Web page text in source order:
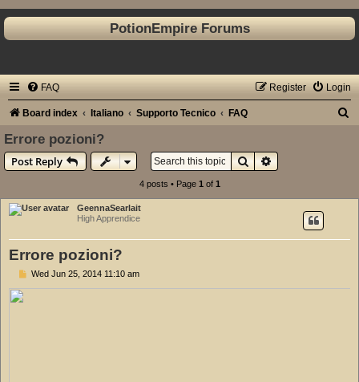
PotionEmpire Forums
FAQ Login
Register
Board index Italiano Supporto Tecnico FAQ
c
Errore pozioni?
Post Reply
SearchAdvanced search
4 posts • Page 1 of 1
GeennaSearlait
High Apprendice
Errore pozioni?
PWed Jun 25, 2014 11:10 am